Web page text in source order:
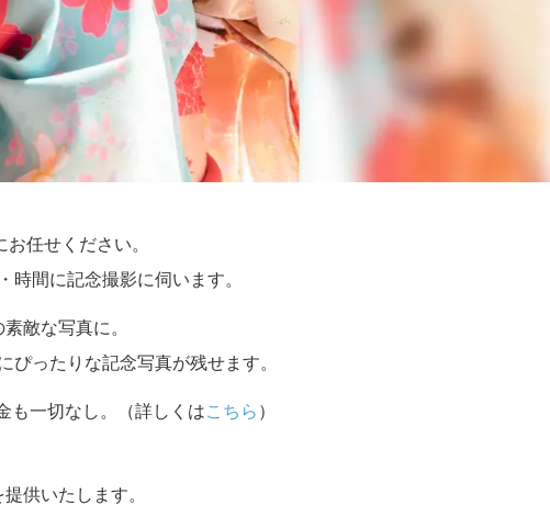
任せください。
間に記念撮影に伺います。
敵な写真に。
ったりな記念写真が残せます。
も一切なし。（詳しくはこちら ）
供いたします。